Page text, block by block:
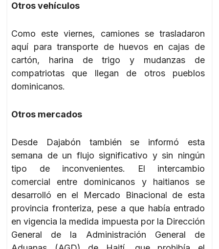
Otros vehículos
Como este viernes, camiones se trasladaron
aquí para transporte de huevos en cajas de
cartón, harina de trigo y mudanzas de
compatriotas que llegan de otros pueblos
dominicanos.
Otros mercados
Desde Dajabón también se informó esta
semana de un flujo significativo y sin ningún
tipo de inconvenientes. El intercambio
comercial entre dominicanos y haitianos se
desarrolló en el Mercado Binacional de esta
provincia fronteriza, pese a que había entrado
en vigencia la medida impuesta por la Dirección
General de la Administración General de